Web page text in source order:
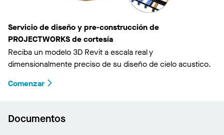
Servicio de diseño y pre-construcción de
PROJECTWORKS de cortesía
Reciba un modelo 3D Revit a escala real y
dimensionalmente preciso de su diseño de cielo acustico.
Comenzar
Documentos